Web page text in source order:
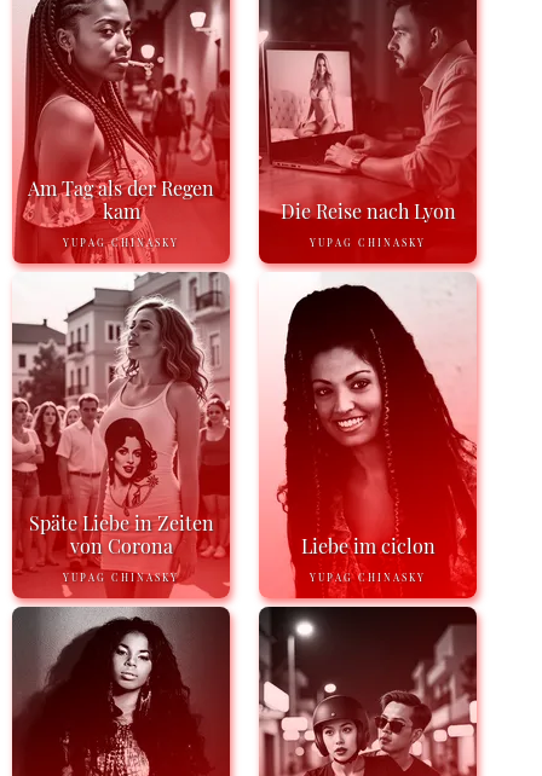
Am Tag als der Regen
kam
YUPAG CHINASKY
Die Reise nach Lyon
YUPAG CHINASKY
Späte Liebe in Zeiten
von Corona
YUPAG CHINASKY
Liebe im ciclon
YUPAG CHINASKY